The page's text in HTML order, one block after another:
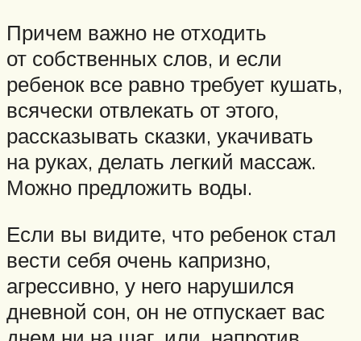
Причем важно не отходить
от собственных слов, и если
ребенок все равно требует кушать,
всячески отвлекать от этого,
рассказывать сказки, укачивать
на руках, делать легкий массаж.
Можно предложить воды.
Если вы видите, что ребенок стал
вести себя очень капризно,
агрессивно, у него нарушился
дневной сон, он не отпускает вас